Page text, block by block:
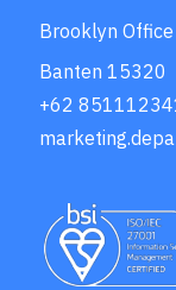
Brooklyn
Banten 15320
+62